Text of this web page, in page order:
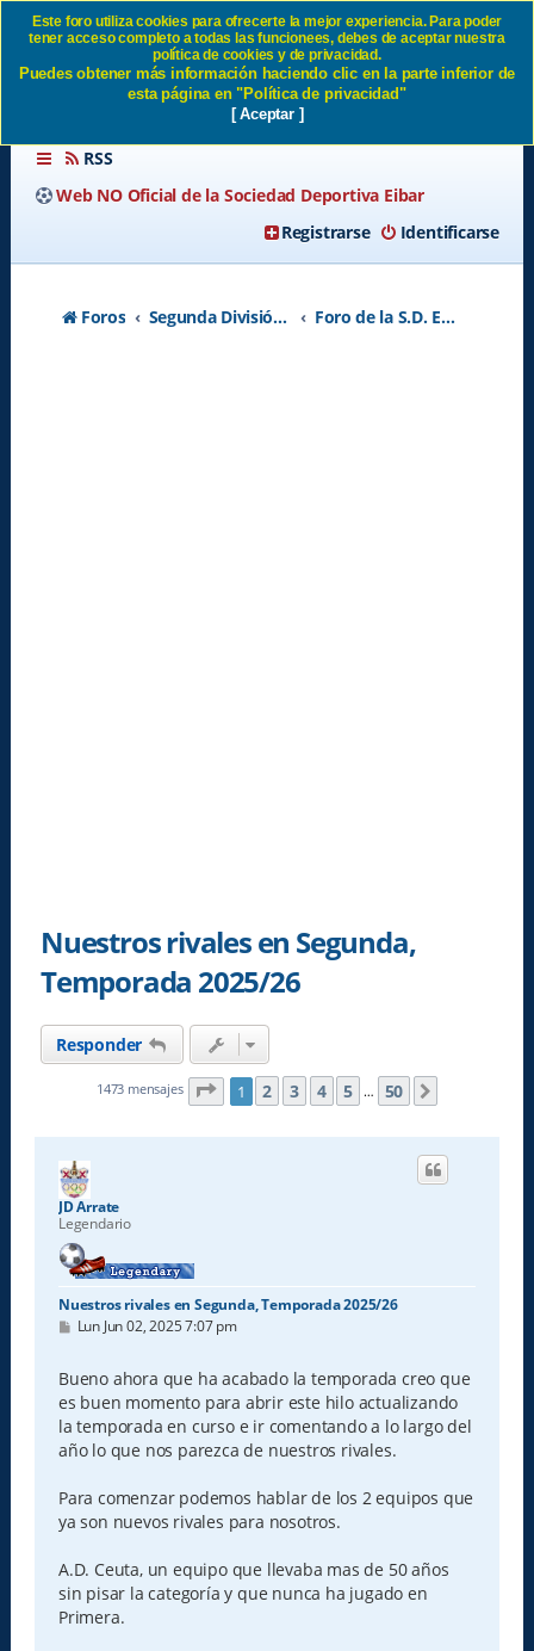
Nuestros rivales en Segunda,
Temporada 2025/26 SD Eibar
RSS
Web NO Oficial de la Sociedad Deportiva Eibar
Identificarse
Registrarse
Foros Segunda División A - Temporada 2026-2027 Foro de la S.D. Eibar
Nuestros rivales en Segunda,
Temporada 2025/26
Responder
1473 mensajes Página de 50
1 2 3 4 5 … 50
JD Arrate
Legendario
Nuestros rivales en Segunda, Temporada 2025/26
M
s
a
j
e
Lun Jun 02, 2025 7:07 pm
Bueno ahora que ha acabado la temporada creo que
es buen momento para abrir este hilo actualizando
la temporada en curso e ir comentando a lo largo del
año lo que nos parezca de nuestros rivales.
Para comenzar podemos hablar de los 2 equipos que
ya son nuevos rivales para nosotros.
A.D. Ceuta, un equipo que llevaba mas de 50 años
sin pisar la categoría y que nunca ha jugado en
Primera.
Este foro utiliza cookies para ofrecerte la mejor experiencia. Para poder
tener acceso completo a todas las funcionees, debes de aceptar nuestra
política de cookies y de privacidad.
Puedes obtener más información haciendo clic en la parte inferior de
esta página en "Política de privacidad"
[ Aceptar ]